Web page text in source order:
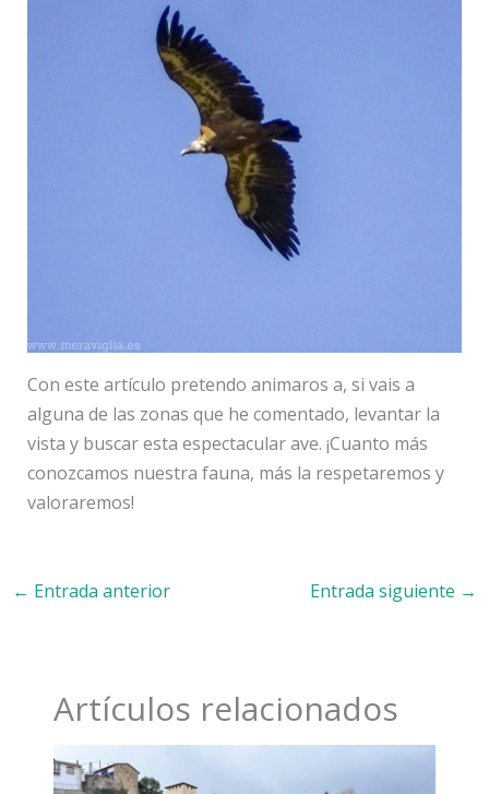
Con este artículo pretendo animaros a, si vais a
alguna de las zonas que he comentado, levantar la
vista y buscar esta espectacular ave. ¡Cuanto más
conozcamos nuestra fauna, más la respetaremos y
valoraremos!
← Entrada anterior Entrada siguiente →
Artículos relacionados